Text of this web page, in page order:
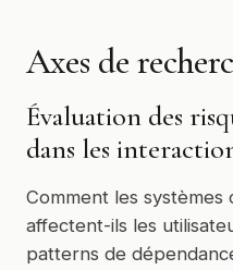
Axes de
Évaluation des
dans les
Comment les systèmes
affectent-ils les
patterns de